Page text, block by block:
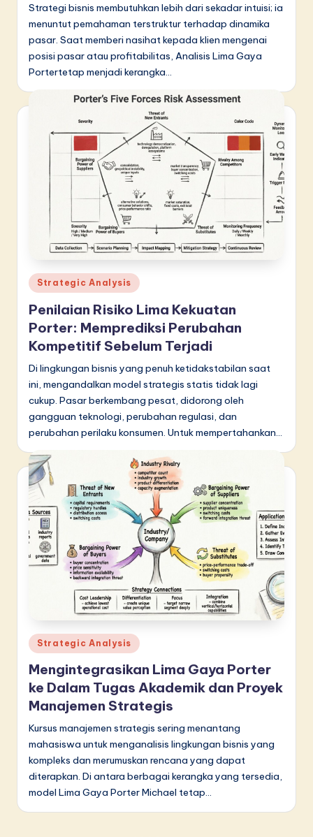
Strategi bisnis membutuhkan lebih dari sekadar intuisi; ia
menuntut pemahaman terstruktur terhadap dinamika
pasar. Saat memberi nasihat kepada klien mengenai
posisi pasar atau profitabilitas, Analisis Lima Gaya
Portertetap menjadi kerangka…
Posted
in
Strategic Analysis
Penilaian Risiko Lima Kekuatan
Porter: Memprediksi Perubahan
Kompetitif Sebelum Terjadi
Di lingkungan bisnis yang penuh ketidakstabilan saat
ini, mengandalkan model strategis statis tidak lagi
cukup. Pasar berkembang pesat, didorong oleh
gangguan teknologi, perubahan regulasi, dan
perubahan perilaku konsumen. Untuk mempertahankan…
Posted
in
Strategic Analysis
Mengintegrasikan Lima Gaya Porter
ke Dalam Tugas Akademik dan Proyek
Manajemen Strategis
Kursus manajemen strategis sering menantang
mahasiswa untuk menganalisis lingkungan bisnis yang
kompleks dan merumuskan rencana yang dapat
diterapkan. Di antara berbagai kerangka yang tersedia,
model Lima Gaya Porter Michael tetap…